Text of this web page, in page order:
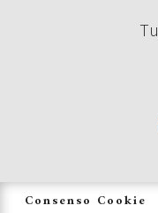
Consenso Cookie